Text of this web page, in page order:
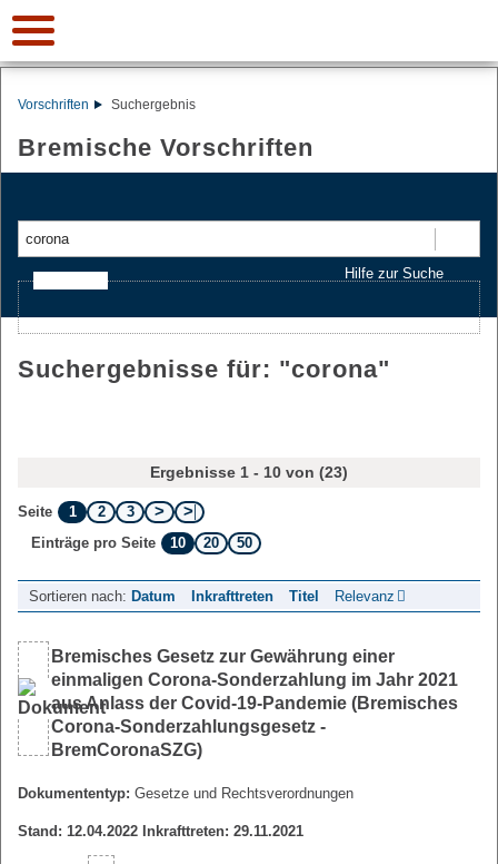
Vorschriften Suchergebnis
Bremische Vorschriften
Hilfe zur Suche
Suchergebnisse für: "corona"
Ergebnisse 1 - 10 von (23)
Seite 1 2
3
Einträge pro Seite
10 20 50
Sortieren nach: Datum Inkrafttreten Titel Relevanz
Bremisches Gesetz zur Gewährung einer
einmaligen Corona-Sonderzahlung im Jahr 2021
aus Anlass der Covid-19-Pandemie (Bremisches
Corona-Sonderzahlungsgesetz -
BremCoronaSZG)
Dokumententyp: Gesetze und Rechtsverordnungen
Stand: 12.04.2022 Inkrafttreten: 29.11.2021